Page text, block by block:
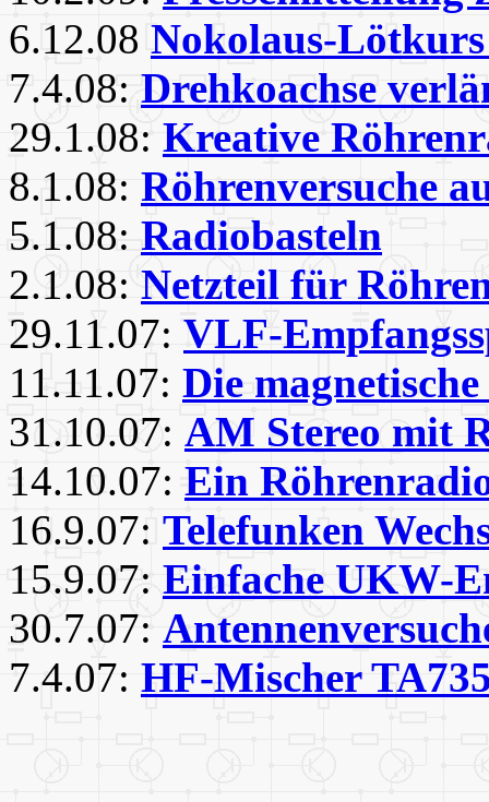
6.12.08 Nokolaus-Lötkurs
7.4.08: Drehkoachse
29.1.08: Kreative
8.1.08: Röhrenversuche
5.1.08: Radiobasteln
2.1.08: Netzteil für
29.11.07: VLF-
11.11.07: Die
31.10.07: AM Stereo mit
14.10.07: Ein
16.9.07: Telefunken
15.9.07: Einfache UKW-
30.7.07:
7.4.07: HF-Mischer